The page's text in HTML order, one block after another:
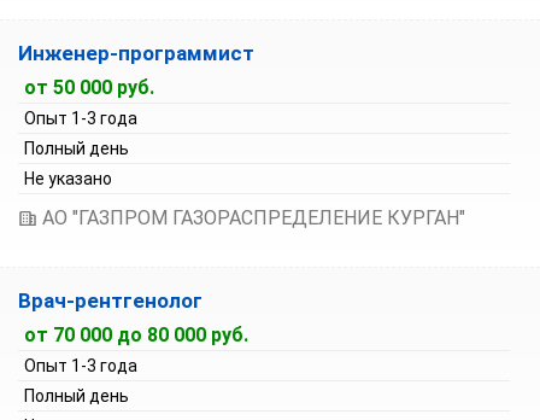
Инженер-программист
от 50 000 руб.
Опыт 1-3 года
Полный день
Не указано
АО "ГАЗПРОМ ГАЗОРАСПРЕДЕЛЕНИЕ КУРГАН"
Врач-рентгенолог
от 70 000 до 80 000 руб.
Опыт 1-3 года
Полный день